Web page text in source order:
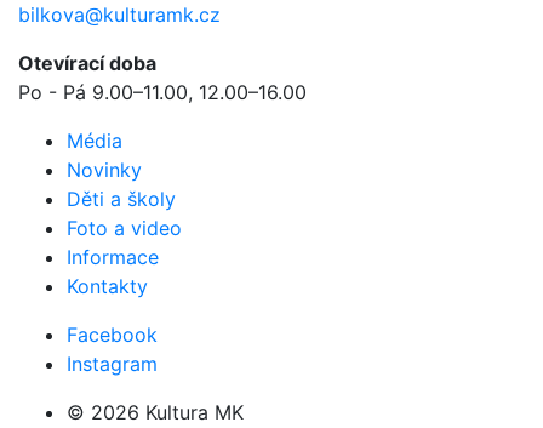
bilkova@kulturamk.cz
Otevírací doba
Po - Pá 9.00–11.00, 12.00–16.00
Média
Novinky
Děti a školy
Foto a video
Informace
Kontakty
Facebook
Instagram
© 2026 Kultura MK